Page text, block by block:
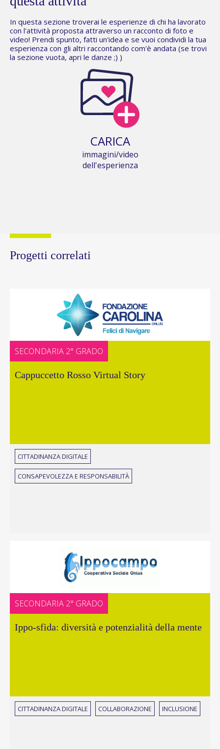
In questa sezione troverai le esperienze di chi ha lavorato
con l'attività proposta attraverso un racconto di foto e
video! Prendi spunto, fatti un'idea e se vuoi condividi la tua
esperienza con gli altri raccontando com'è andata (se trovi
la sezione vuota, apri le danze ;) )
CARICA
immagini/video
dell'esperienza
Progetti correlati
SECONDARIA 2° GRADO
Cappuccetto Rosso Virtual Story
CITTADINANZA DIGITALE
CONSAPEVOLEZZA E RESPONSABILITÀ
SECONDARIA 2° GRADO
Ippo-sfida: diversità e potenzialità della mente
CITTADINANZA DIGITALE COLLABORAZIONE INCLUSIONE